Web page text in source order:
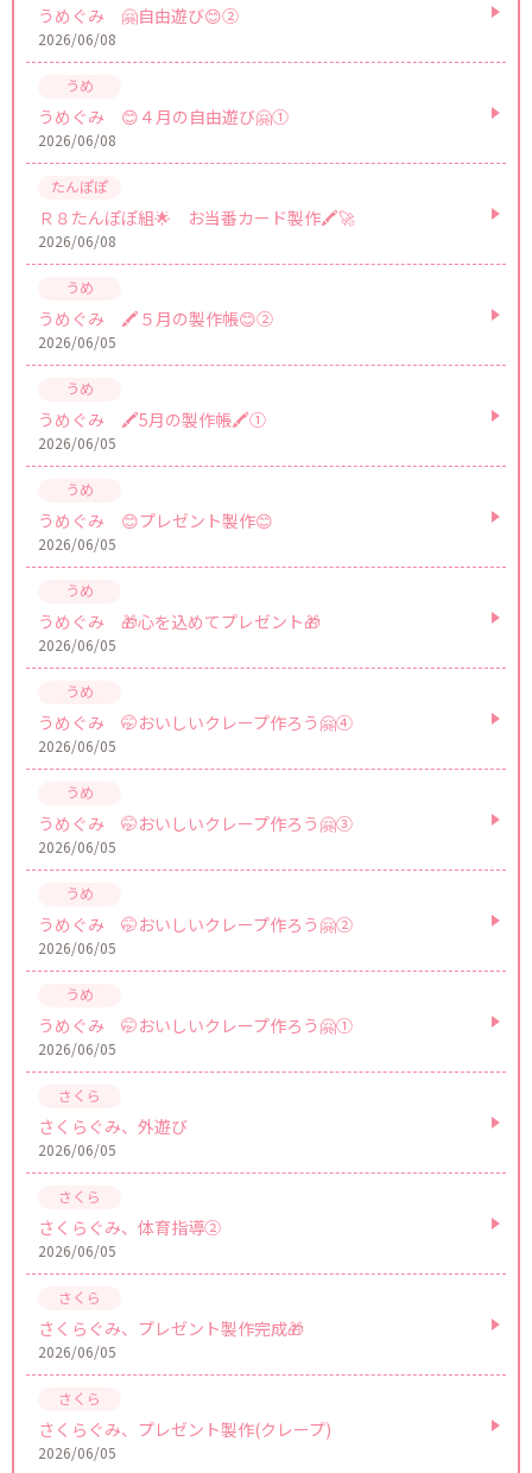
うめぐみ 🤗自由遊び😊②
2026/06/08
うめぐみ 😊４月の自由遊び🤗①
2026/06/08
Ｒ８たんぽぽ組🌟 お当番カード製作🖍🚀
2026/06/08
うめぐみ 🖍️５月の製作帳😊②
2026/06/05
うめぐみ 🖍️5月の製作帳🖍️①
2026/06/05
うめぐみ 😊プレゼント製作😊
2026/06/05
うめぐみ 🎁心を込めてプレゼント🎁
2026/06/05
うめぐみ 🤭おいしいクレープ作ろう🤗④
2026/06/05
うめぐみ 🤭おいしいクレープ作ろう🤗③
2026/06/05
うめぐみ 🤭おいしいクレープ作ろう🤗②
2026/06/05
うめぐみ 🤭おいしいクレープ作ろう🤗①
2026/06/05
さくらぐみ、外遊び
2026/06/05
さくらぐみ、体育指導②
2026/06/05
さくらぐみ、プレゼント製作完成🎁
2026/06/05
さくらぐみ、プレゼント製作(クレープ)
2026/06/05